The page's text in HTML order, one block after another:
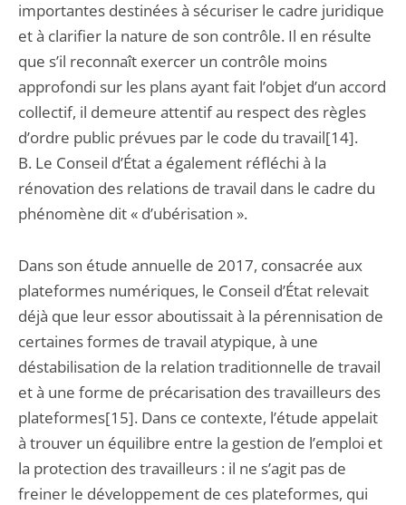
importantes destinées à sécuriser le cadre juridique
et à clarifier la nature de son contrôle. Il en résulte
que s’il reconnaît exercer un contrôle moins
approfondi sur les plans ayant fait l’objet d’un accord
collectif, il demeure attentif au respect des règles
d’ordre public prévues par le code du travail[14].
B. Le Conseil d’État a également réfléchi à la
rénovation des relations de travail dans le cadre du
phénomène dit « d’ubérisation ».
Dans son étude annuelle de 2017, consacrée aux
plateformes numériques, le Conseil d’État relevait
déjà que leur essor aboutissait à la pérennisation de
certaines formes de travail atypique, à une
déstabilisation de la relation traditionnelle de travail
et à une forme de précarisation des travailleurs des
plateformes[15]. Dans ce contexte, l’étude appelait
à trouver un équilibre entre la gestion de l’emploi et
la protection des travailleurs : il ne s’agit pas de
freiner le développement de ces plateformes, qui